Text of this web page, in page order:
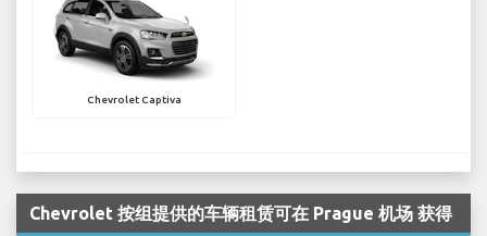
Chevrolet Captiva
Chevrolet 按组提供的车辆租赁可在 Prague 机场 获得